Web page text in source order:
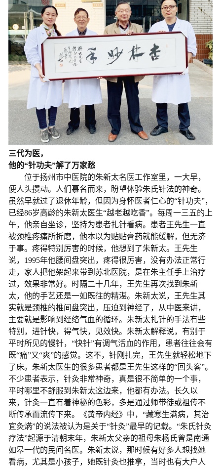
三代为医，
他的“针功夫”解了万家愁
位于扬州市中医院的朱新太名医工作室里，一大早，
便人头攒动。人们慕名而来，盼望体验朱氏针法的神奇。
虽然早就过了退休年龄，但因为身怀医者仁心的“针功夫”，
已经86岁高龄的朱新太医生“越老越吃香”。每周一三五的上
午，他亲自坐诊，坚持为患者扎针看病。患者王先生一直
被颈椎疼痛所折磨，他本以为贴贴膏药就能缓解，但无济
于事。疼得特别厉害的时候，他想到了朱新太。王先生
说，1995年他腰间盘突出，疼得很厉害，没有办法正常行
走，家人把他架起来带到苏北医院，是在朱主任手上治疗
过，效果非常好。时隔二十几年，王先生再次找到朱新
太，他的手艺还是一如既往的精湛。朱新太说，王先生其
实就是颈椎的椎间盘突出，压迫到神经了，从中医来讲，
主要就是影响到经络气血的循环。朱新太扎针的手法有些
特别，进针快，得气快，见效快。朱新太解释说，有别于
平时所见的慢针，“快针”有调气活血的作用，患者往往会有
既“痛”又“爽”的感觉。这不，针刚扎完，王先生就轻松地下
了床。朱新太医生的很多患者都是王先生这样的“回头客”。
不少患者表示，针灸非常神奇，真是很不简单的一个事，
平时哪里不舒服到朱新太这边来，他都有办法。长久以
来，针灸一直有着神秘的色彩，多是通过师带徒或祖传不
断传承而流传下来。《黄帝内经》中，“藏寒生满病，其治
宜灸焫”的说法被认为是关于“针灸”最早的记载。“朱氏针灸
疗法”起源于清朝末年，朱新太父亲的祖母朱杨氏曾是南通
如皋一代的民间名医。朱新太说，那时候有好多人想找她
看病，尤其是小孩子，她既针灸也推拿，当时也有大户人